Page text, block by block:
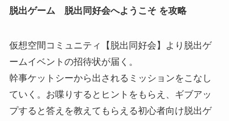
脱出ゲーム 脱出同好会へようこそ を攻略
仮想空間コミュニティ【脱出同好会】より脱出ゲ
ームイベントの招待状が届く。
幹事ケットシーから出されるミッションをこなし
ていく。お喋りするとヒントをもらえ、ギブアッ
プすると答えを教えてもらえる初心者向け脱出ゲ